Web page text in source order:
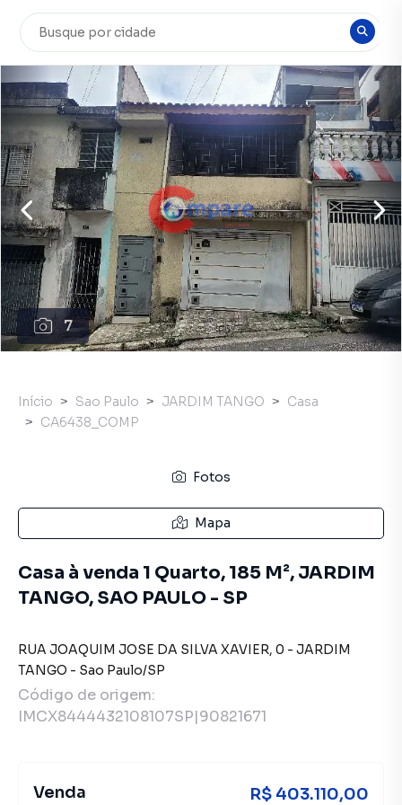
7
Início Sao Paulo JARDIM TANGO
Casa
CA6438_COMP
Fotos
Mapa
Casa à venda 1 Quarto, 185 M², JARDIM
TANGO, SAO PAULO - SP
RUA JOAQUIM JOSE DA SILVA XAVIER, 0 - JARDIM
TANGO - Sao Paulo/SP
Código de origem:
IMCX8444432108107SP|90821671
Venda R$ 403.110,00